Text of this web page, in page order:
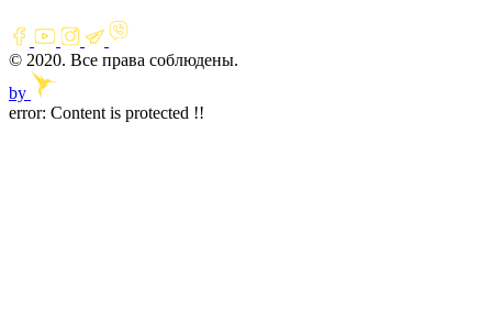
© 2020. Все права соблюдены.
by
error: Content is protected !!